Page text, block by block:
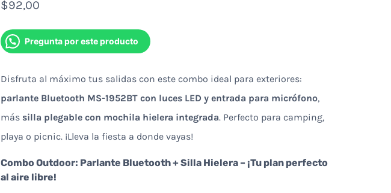
$92,00
Pregunta por este producto
Disfruta al máximo tus salidas con este combo ideal para exteriores:
parlante Bluetooth MS-1952BT con luces LED y entrada para micrófono,
más silla plegable con mochila hielera integrada. Perfecto para camping,
playa o picnic. ¡Lleva la fiesta a donde vayas!
Combo Outdoor: Parlante Bluetooth + Silla Hielera – ¡Tu plan perfecto
al aire libre!